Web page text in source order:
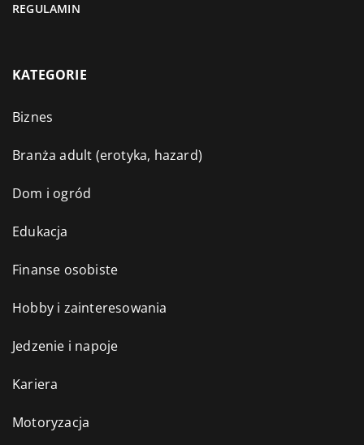
REGULAMIN
KATEGORIE
Biznes
Branża adult (erotyka, hazard)
Dom i ogród
Edukacja
Finanse osobiste
Hobby i zainteresowania
Jedzenie i napoje
Kariera
Motoryzacja